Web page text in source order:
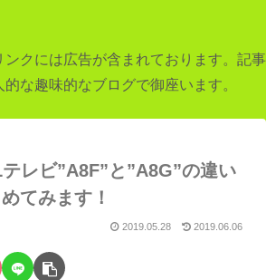
クには広告が含まれております。記事
な趣味的なブログで御座います。
レビ”A8F”と”A8G”の違い
てみます！
2019.05.28 2019.06.06